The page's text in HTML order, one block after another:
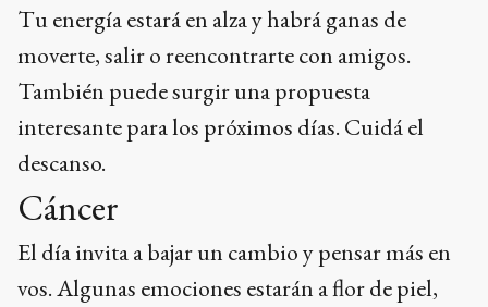
Tu energía estará en alza y habrá ganas de
moverte, salir o reencontrarte con amigos.
También puede surgir una propuesta
interesante para los próximos días. Cuidá el
descanso.
Cáncer
El día invita a bajar un cambio y pensar más en
vos. Algunas emociones estarán a flor de piel,